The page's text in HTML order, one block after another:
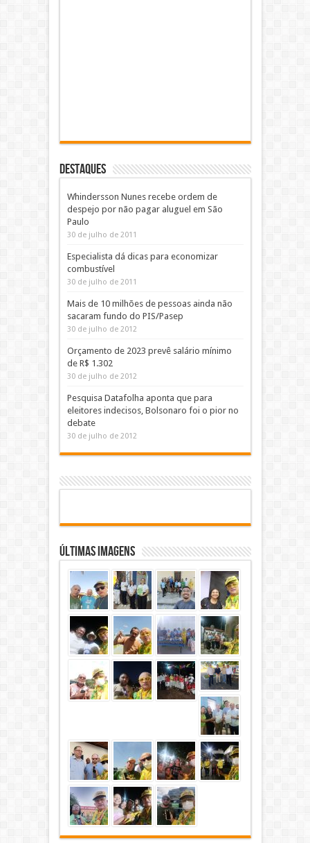
DESTAQUES
Whindersson Nunes recebe ordem de
despejo por não pagar aluguel em São
Paulo
30 de julho de 2011
Especialista dá dicas para economizar
combustível
30 de julho de 2011
Mais de 10 milhões de pessoas ainda não
sacaram fundo do PIS/Pasep
30 de julho de 2012
Orçamento de 2023 prevê salário mínimo
de R$ 1.302
30 de julho de 2012
Pesquisa Datafolha aponta que para
eleitores indecisos, Bolsonaro foi o pior no
debate
30 de julho de 2012
Últimas Imagens